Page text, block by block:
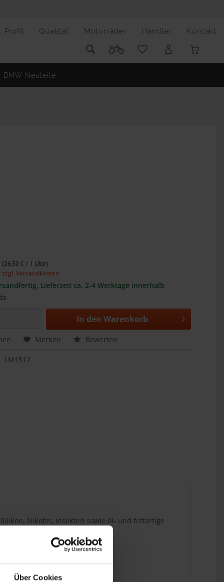
Über Cookies
Profil Qualität Motorräder Händler Kontakt
BMW Neuteile
(26,50 € / 1 Liter)
zzgl. Versandkosten
Lieferzeit ca. 2-4 Werktage innerhalb
In den Warenkorb
Merken Bewerten
LM1512
Nikotin, Insekten sowie öl- und fettartige